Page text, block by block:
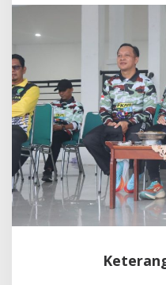
dan
Doa